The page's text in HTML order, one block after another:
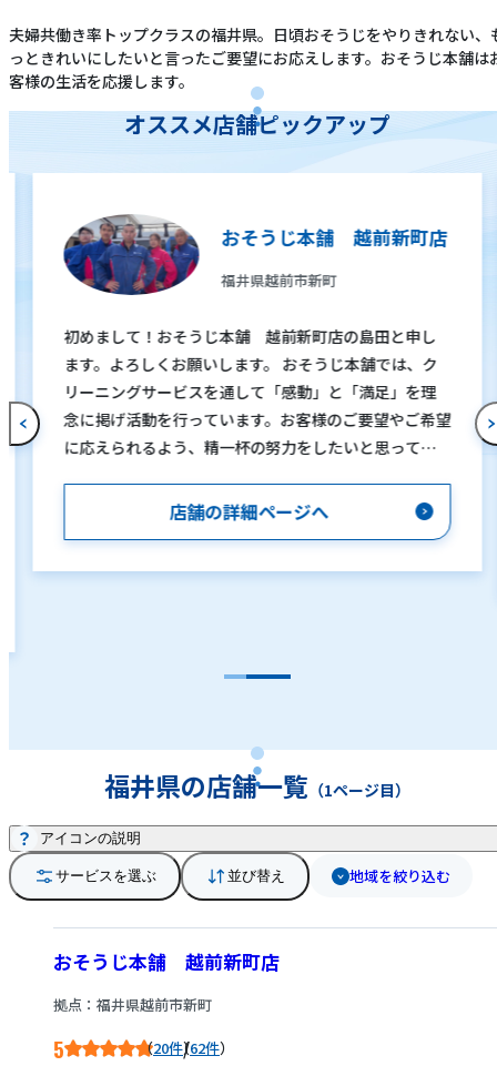
夫婦共働き率トップクラスの福井県。日頃おそうじをやりきれない、
っときれいにしたいと言ったご要望にお応えします。おそうじ本舗は
客様の生活を応援します。
オススメ店舗ピックアップ
おそうじ本舗 越前新町店
福井県越前市新町
初めまして！おそうじ本舗 越前新町店の島田と申し
ます。よろしくお願いします。 おそうじ本舗では、ク
リーニングサービスを通して「感動」と「満足」を理
念に掲げ活動を行っています。お客様のご要望やご希望
に応えられるよう、精一杯の努力をしたいと思ってお
れは気になるが、清掃の仕方が分からない」「清掃し
迎です。 店舗・オフィス・商業施設の清掃も承ってお
店舗の詳細ページへ
福井県の店舗一覧 （1ページ目）
サービスを選ぶ 並び替え 地域を絞り込む
アイコンの説明
おそうじ本舗 越前新町店
拠点：福井県越前市新町
5 20件/62件